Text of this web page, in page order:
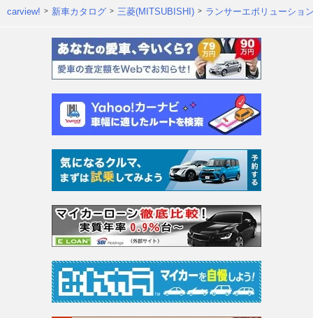
carview! 新車カタログ 三菱(MITSUBISHI) ランサーエボリューショ